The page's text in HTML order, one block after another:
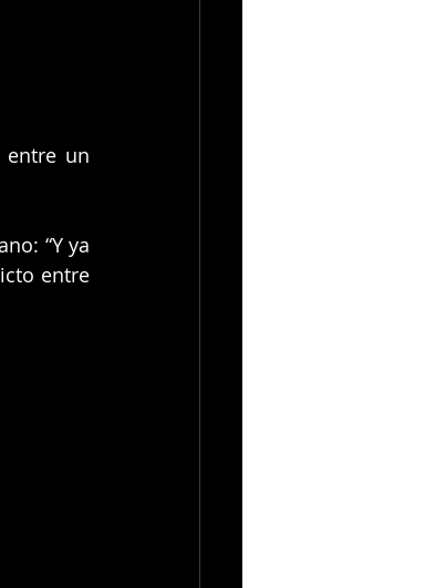
entre un
“Y ya
entre